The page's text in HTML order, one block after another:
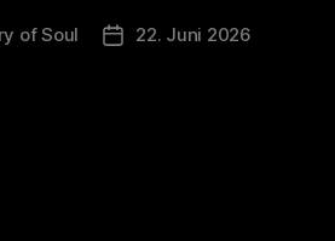
of Soul Veröffentlichungsdatum
22. Juni 2026